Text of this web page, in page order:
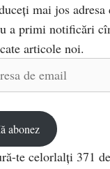
mai jos adresa
a primi notificări
articole noi.
abonez
te celorlalți 371